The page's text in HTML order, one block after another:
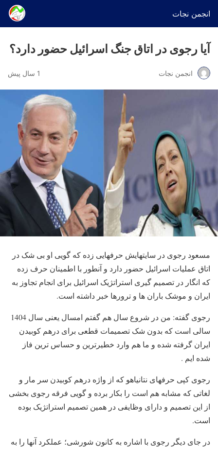
انجمن نجات
آیا رجوی در اتاق جنگ اسرائیل حضور دارد؟
انجمن نجات 1 سال پیش
مسعود رجوی در سایتهایش حرفهایی زده که گویی او بی شک در
اتاق عملیات اسرائیل حضور دارد و آنطور با اطمینان حرف زده
که انگار در تصمیم گیری استراتژیک اسرائیل برای انجام تجاوز به
ایران و موشک باران ها و ترورها خبر داشته است.
رجوی گفته: من در شروع سال هم گفتم امسال یعنی سال 1404
سالی است که بدون شک تصمیمات قطعی برای درهم کوبیدن
ایران گرفته شده و ما هم وارد خطیرترین و حساس ترین فاز
شده ایم .
رجوی کپی حرفهای نتانیاهو که از واژه درهم کوبیدن سر مار و
لغاتی که مشابه هم است را بکار برده و گویی فرقه رجوی بخشی
از این تصمیم و دارای وظایفی در همین تصمیم استراتژیک بوده
است.
در جای دیگر رجوی با اشاره به کانون شورشی؛ عملکرد آنها را به